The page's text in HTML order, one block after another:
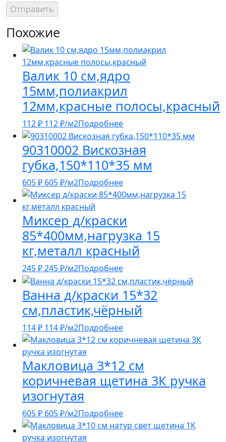
Похожие
Валик 10 см,ядро
15мм,полиакрил
12мм,красные полосы,красный
112₽ 112₽/м2Подробнее
90310002 Вискозная
губка,150*110*35 мм
605₽ 605₽/м2Подробнее
Миксер д/краски
85*400мм,нагрузка 15
кг,металл красный
245₽245₽/м2Подробнее
Ванна д/краски 15*32
см,пластик,чёрный
114₽ 114₽/м2Подробнее
Макловица 3*12 см
коричневая щетина 3К ручка
изогнутая
605₽ 605₽/м2Подробнее